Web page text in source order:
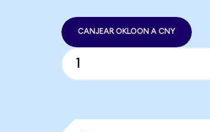
CANJEAR OKLOON A CNY